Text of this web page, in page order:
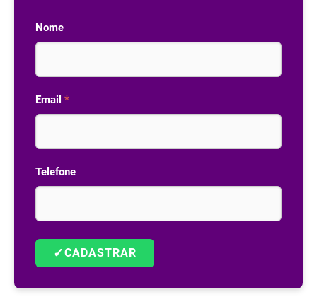
Nome
Email *
Telefone
✓CADASTRAR